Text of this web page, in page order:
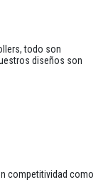
todo son
diseños son
competitividad como